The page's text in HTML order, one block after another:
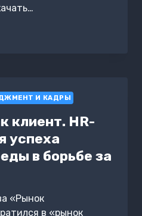
И КАДРЫ
клиент. HR-
успеха
в борьбе за
«Рынок
в «рынок